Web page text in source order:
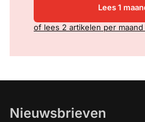
Lees 1
of lees 2 artikelen per
Nieuwsbrieven